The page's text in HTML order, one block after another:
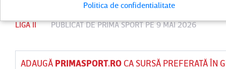
LIGA II PUBLICAT DEPRIMA SPORTPE 9 MAI 2026
ADAUGĂ PRIMASPORT.ROCA SURSĂ PREFERATĂ ÎN
Politica de confidentialitate